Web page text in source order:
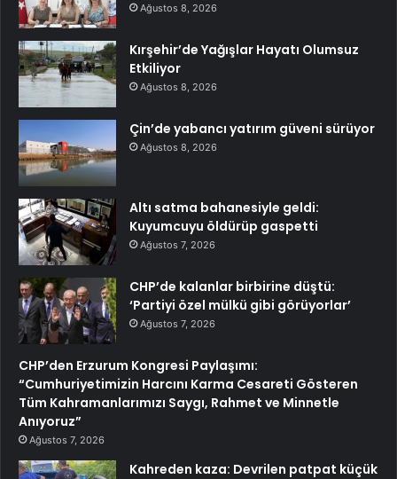
Ağustos 8, 2026
Kırşehir’de Yağışlar Hayatı Olumsuz
Etkiliyor
Ağustos 8, 2026
Çin’de yabancı yatırım güveni sürüyor
Ağustos 8, 2026
Altı satma bahanesiyle geldi:
Kuyumcuyu öldürüp gaspetti
Ağustos 7, 2026
CHP’de kalanlar birbirine düştü:
‘Partiyi özel mülkü gibi görüyorlar’
Ağustos 7, 2026
CHP’den Erzurum Kongresi Paylaşımı:
“Cumhuriyetimizin Harcını Karma Cesareti Gösteren
Tüm Kahramanlarımızı Saygı, Rahmet ve Minnetle
Anıyoruz”
Ağustos 7, 2026
Kahreden kaza: Devrilen patpat küçük